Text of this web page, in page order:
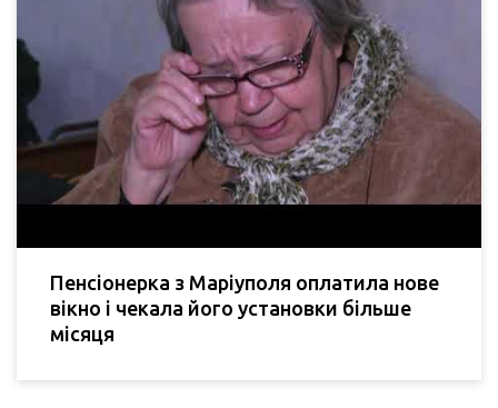
Пенсіонерка з Маріуполя оплатила нове
вікно і чекала його установки більше
місяця